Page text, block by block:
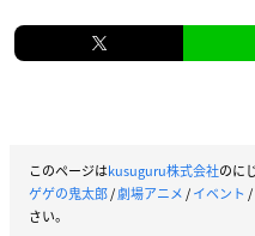
このページはkusuguru株式会社のに
ゲゲの鬼太郎/劇場アニメ/イベント /
さい。